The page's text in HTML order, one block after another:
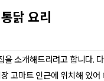
닭 요리
소개해드리려고 합니다.
고마트 인근에 위치해 있